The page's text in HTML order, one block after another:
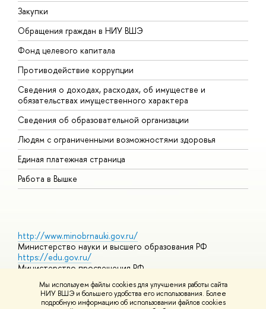
Мы используем файлы cookies для улучшения работы сайта
НИУ ВШЭ и большего удобства его использования. Более
подробную информацию об использовании файлов cookies
Закупки
Обращения граждан в НИУ ВШЭ
Фонд целевого капитала
Противодействие коррупции
Сведения о доходах, расходах, об имуществе и
обязательствах имущественного характера
Сведения об образовательной организации
Людям с ограниченными возможностями здоровья
Единая платежная страница
Работа в Вышке
http://www.minobrnauki.gov.ru/
Министерство науки и высшего образования РФ
https://edu.gov.ru/
Министерство просвещения РФ
https://elearning.hse.ru/mooc
Массовые открытые онлайн-курсы